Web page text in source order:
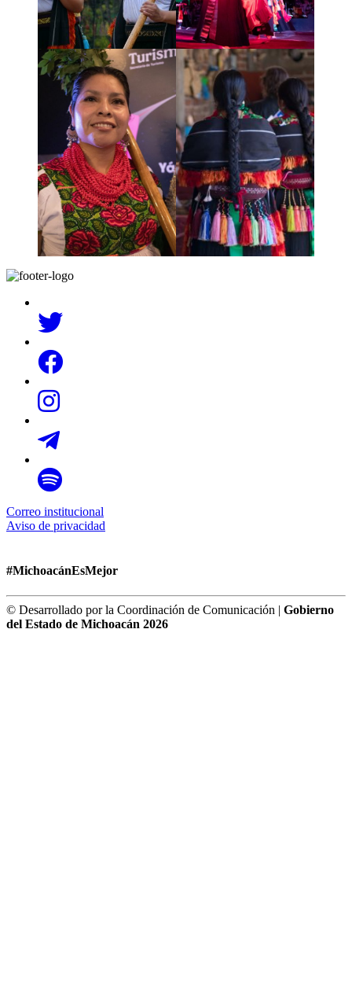
Correo institucional
Aviso de privacidad
#MichoacánEsMejor
© Desarrollado por la Coordinación de Comunicación | Gobierno
del Estado de Michoacán 2026